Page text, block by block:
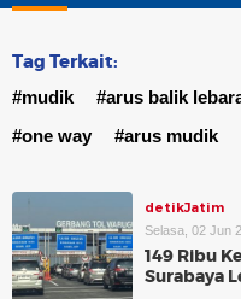
Tag Terkait:
#mudik #arus balik
#one way
#arus mudik
detikJatim
Selasa, 02 Jun
149 Ribu
Surabaya